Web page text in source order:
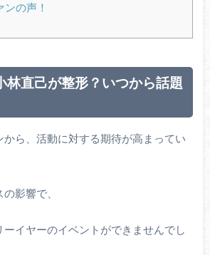
の声！
林直己が整形？いつから話題
ら、活動に対する期待が高まってい
影響で、
イヤーのイベントができませんでし